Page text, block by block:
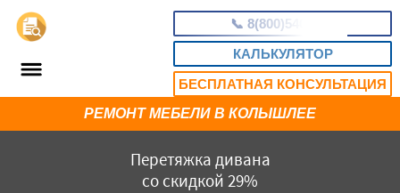
📞 8(800)5403465
КАЛЬКУЛЯТОР
БЕСПЛАТНАЯ КОНСУЛЬТАЦИЯ
Перетяжка дивана
со скидкой 29%
РЕМОНТ МЕБЕЛИ В КОЛЫШЛЕЕ